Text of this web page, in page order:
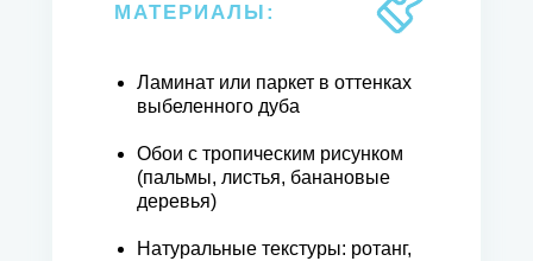
МАТЕРИАЛЫ:
Ламинат или паркет в оттенках
выбеленного дуба
Обои с тропическим рисунком
(пальмы, листья, банановые
деревья)
Натуральные текстуры: ротанг,